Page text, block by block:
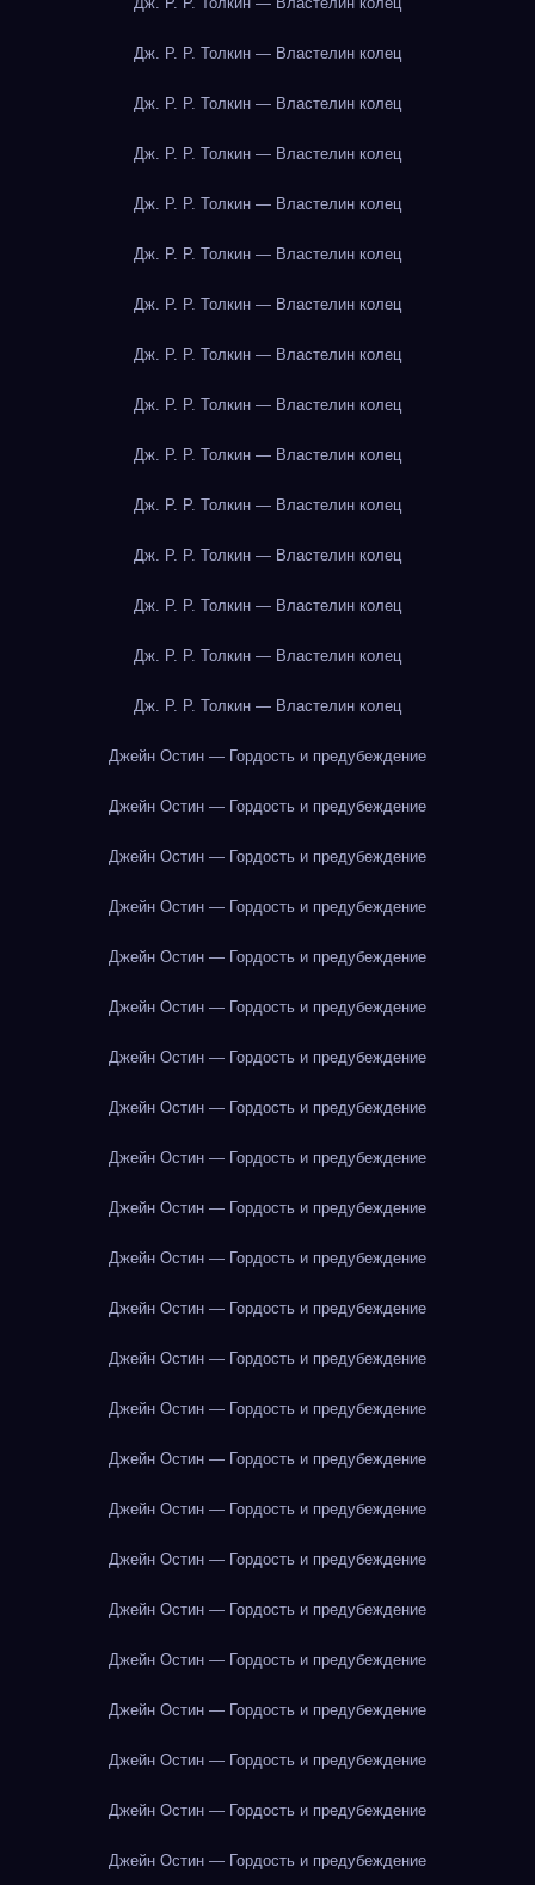
Дж. Р. Р. Толкин — Властелин колец
Дж. Р. Р. Толкин — Властелин колец
Дж. Р. Р. Толкин — Властелин колец
Дж. Р. Р. Толкин — Властелин колец
Дж. Р. Р. Толкин — Властелин колец
Дж. Р. Р. Толкин — Властелин колец
Дж. Р. Р. Толкин — Властелин колец
Дж. Р. Р. Толкин — Властелин колец
Дж. Р. Р. Толкин — Властелин колец
Дж. Р. Р. Толкин — Властелин колец
Дж. Р. Р. Толкин — Властелин колец
Дж. Р. Р. Толкин — Властелин колец
Дж. Р. Р. Толкин — Властелин колец
Дж. Р. Р. Толкин — Властелин колец
Джейн Остин — Гордость и предубеждение
Джейн Остин — Гордость и предубеждение
Джейн Остин — Гордость и предубеждение
Джейн Остин — Гордость и предубеждение
Джейн Остин — Гордость и предубеждение
Джейн Остин — Гордость и предубеждение
Джейн Остин — Гордость и предубеждение
Джейн Остин — Гордость и предубеждение
Джейн Остин — Гордость и предубеждение
Джейн Остин — Гордость и предубеждение
Джейн Остин — Гордость и предубеждение
Джейн Остин — Гордость и предубеждение
Джейн Остин — Гордость и предубеждение
Джейн Остин — Гордость и предубеждение
Джейн Остин — Гордость и предубеждение
Джейн Остин — Гордость и предубеждение
Джейн Остин — Гордость и предубеждение
Джейн Остин — Гордость и предубеждение
Джейн Остин — Гордость и предубеждение
Джейн Остин — Гордость и предубеждение
Джейн Остин — Гордость и предубеждение
Джейн Остин — Гордость и предубеждение
Джейн Остин — Гордость и предубеждение